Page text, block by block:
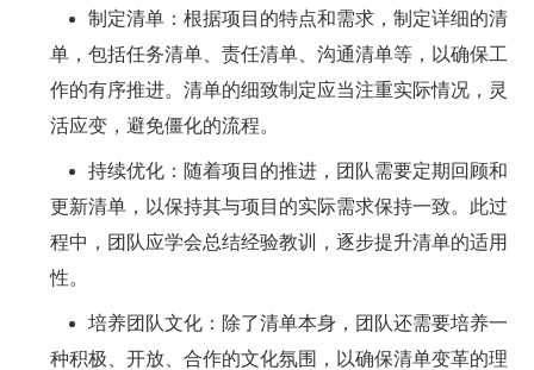
制定清单：根据项目的特点和需求，制定详细的清
单，包括任务清单、责任清单、沟通清单等，以确保工
作的有序推进。清单的细致制定应当注重实际情况，灵
活应变，避免僵化的流程。
持续优化：随着项目的推进，团队需要定期回顾和
更新清单，以保持其与项目的实际需求保持一致。此过
程中，团队应学会总结经验教训，逐步提升清单的适用
性。
培养团队文化：除了清单本身，团队还需要培养一
种积极、开放、合作的文化氛围，以确保清单变革的理